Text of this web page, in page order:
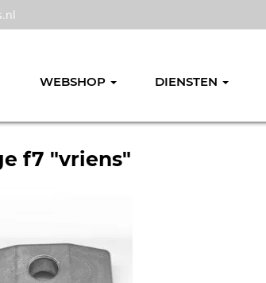
WEBSHOP DIENSTEN
f7 "vriens"